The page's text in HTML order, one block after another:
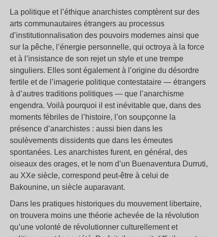
La politique et l’éthique anarchistes comptèrent sur des
arts communautaires étrangers au processus
d’institutionnalisation des pouvoirs modernes ainsi que
sur la pêche, l’énergie personnelle, qui octroya à la force
et à l’insistance de son rejet un style et une trempe
singuliers. Elles sont également à l’origine du désordre
fertile et de l’imagerie politique contestataire — étrangers
à d’autres traditions politiques — que l’anarchisme
engendra. Voilà pourquoi il est inévitable que, dans des
moments fébriles de l’histoire, l’on soupçonne la
présence d’anarchistes : aussi bien dans les
soulèvements dissidents que dans les émeutes
spontanées. Les anarchistes furent, en général, des
oiseaux des orages, et le nom d’un Buenaventura Durruti,
au XXe siècle, correspond peut-être à celui de
Bakounine, un siècle auparavant.
Dans les pratiques historiques du mouvement libertaire,
on trouvera moins une théorie achevée de la révolution
qu’une volonté de révolutionner culturellement et